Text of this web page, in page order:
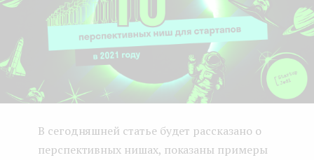
В сегодняшней статье будет рассказано о
перспективных нишах, показаны примеры